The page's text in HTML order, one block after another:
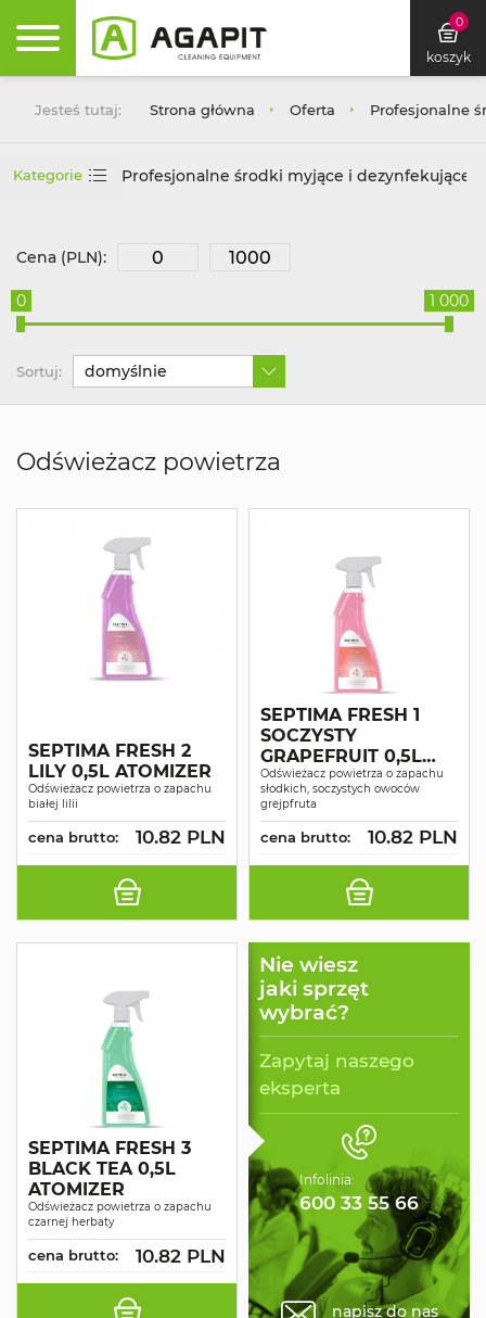
0
koszyk
Jesteś tutaj: Strona główna Oferta Profesjonalne
Kategorie Profesjonalne środki myjące i dezynfekujące
Cena (PLN):
0 1 000
Sortuj: domyślnie
Odświeżacz powietrza
SEPTIMA FRESH 2
LILY 0,5L ATOMIZER
Odświeżacz powietrza o zapachu
białej lilii
cena brutto: 10.82 PLN
SEPTIMA FRESH 1
SOCZYSTY
GRAPEFRUIT 0,5L
ATOMIZER
Odświeżacz powietrza o zapachu
słodkich, soczystych owoców
grejpfruta
cena brutto: 10.82 PLN
SEPTIMA FRESH 3
BLACK TEA 0,5L
ATOMIZER
Odświeżacz powietrza o zapachu
czarnej herbaty
cena brutto: 10.82 PLN
Nie wiesz
jaki sprzęt
wybrać?
Zapytaj naszego
eksperta
Infolinia:
600 33 55 66
napisz do nas